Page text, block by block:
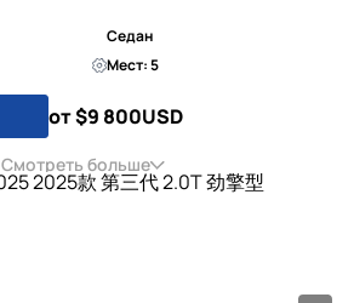
Седан
Мест: 5
от $9 800USD
Смотреть больше